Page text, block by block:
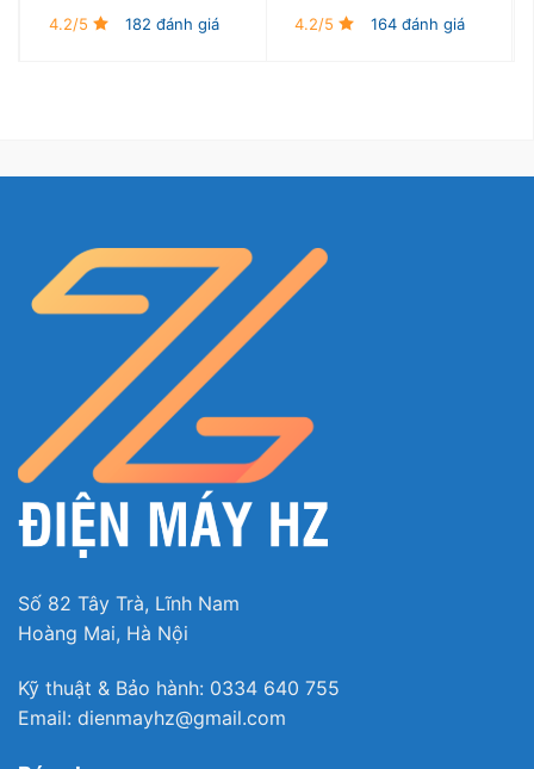
4.2/5 182 đánh giá 4.2/5 164 đánh giá
Số 82 Tây Trà, Lĩnh Nam
Hoàng Mai, Hà Nội
Kỹ thuật & Bảo hành: 0334 640 755
Email: dienmayhz@gmail.com